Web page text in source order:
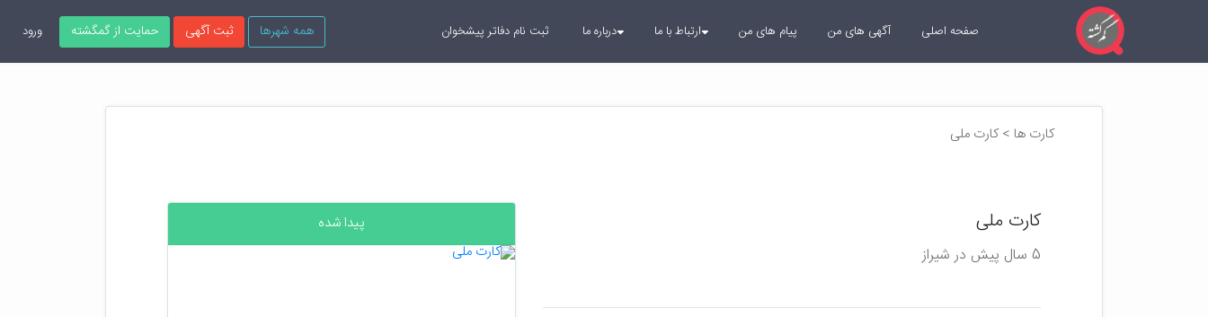
همه شهرها ثبت آگهی حمایت از گمگشته ورود صفحه اصلی آگهی های من پیام های من ارتباط با ما درباره ما ثبت نام دفاتر پیشخوان
کارت ها > کارت ملی
کارت ملی
5 سال پیش در شیراز
پیدا شده
بعدی